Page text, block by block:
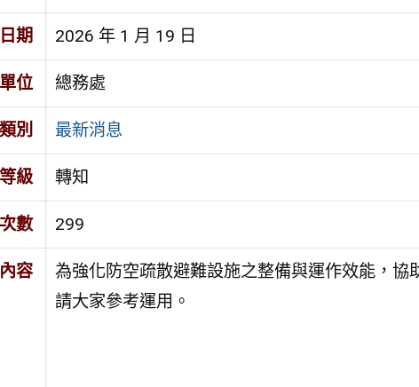
期 2026 年 1 月 19 日
位 總務處
別 最新消息
級 轉知
數 299
容
為強化防空疏散避難設施之整備與運作效能，協
請大家參考運用。